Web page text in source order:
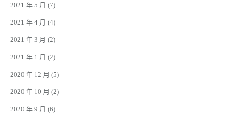
2021 年 5 月 (7)
2021 年 4 月 (4)
2021 年 3 月 (2)
2021 年 1 月 (2)
2020 年 12 月 (5)
2020 年 10 月 (2)
2020 年 9 月 (6)